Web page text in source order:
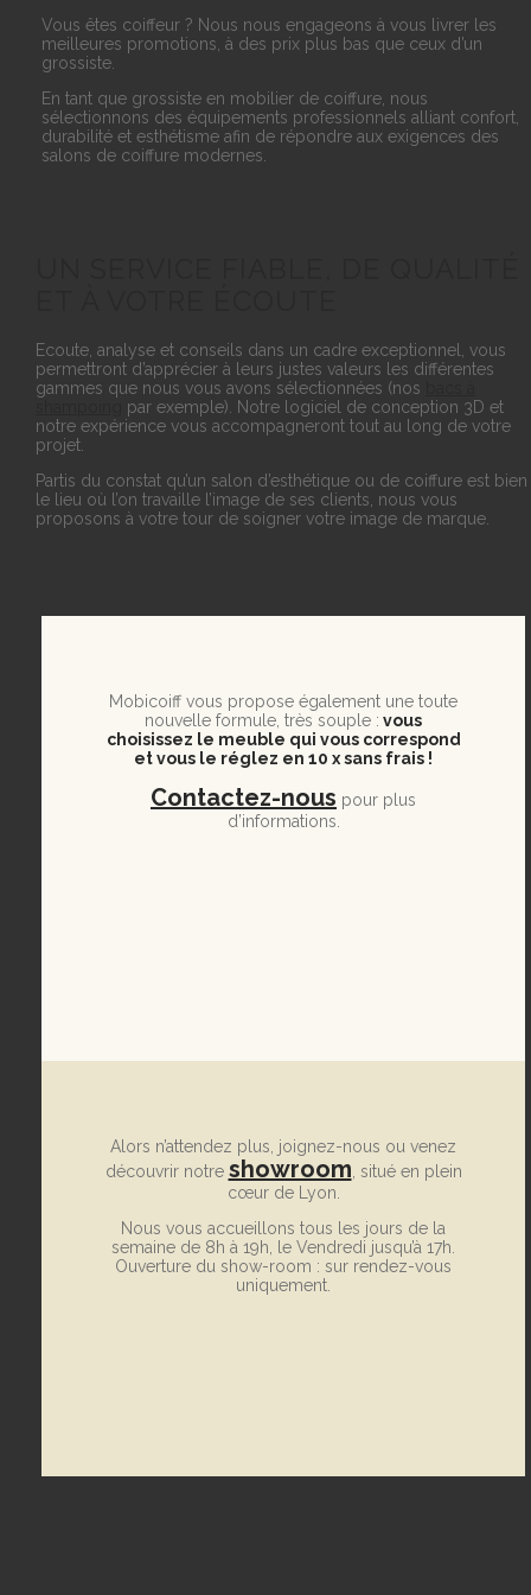
Vous êtes coiffeur ? Nous nous engageons à vous livrer les
meilleures promotions, à des prix plus bas que ceux d’un
grossiste.
En tant que grossiste en mobilier de coiffure, nous
sélectionnons des équipements professionnels alliant confort,
durabilité et esthétisme afin de répondre aux exigences des
salons de coiffure modernes.
Ecoute, analyse et conseils dans un cadre exceptionnel, vous
permettront d’apprécier à leurs justes valeurs les différentes
gammes que nous vous avons sélectionnées (nos
par exemple). Notre logiciel de conception 3D et
notre expérience vous accompagneront tout au long de votre
projet.
Partis du constat qu’un salon d’esthétique ou de coiffure est bien
le lieu où l’on travaille l’image de ses clients, nous vous
proposons à votre tour de soigner votre image de marque.
Mobicoiff vous propose également une toute
nouvelle formule, très souple : vous
choisissez le meuble qui vous correspond
et vous le réglez en 10 x sans frais !
Contactez-nous pour plus
d’informations.
Alors n’attendez plus, joignez-nous ou venez
découvrir notre showroom , situé en plein
cœur de Lyon.
Nous vous accueillons tous les jours de la
semaine de 8h à 19h, le Vendredi jusqu’à 17h.
Ouverture du show-room : sur rendez-vous
uniquement.